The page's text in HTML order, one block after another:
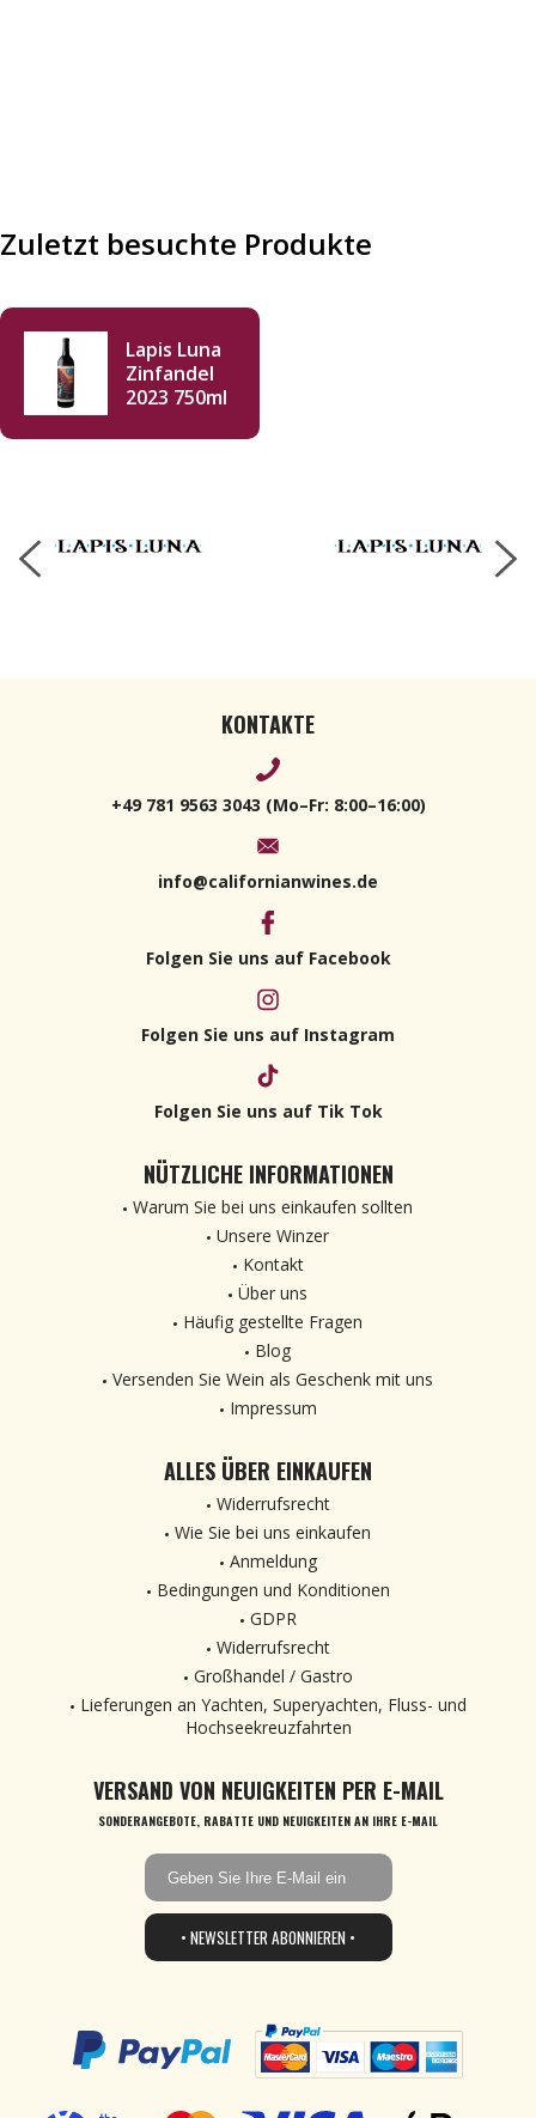
Zuletzt besuchte Produkte
Lapis Luna
Zinfandel
2023 750ml
KONTAKTE
+49 781 9563 3043 (Mo–Fr: 8:00–16:00)
info@californianwines.de
Folgen Sie uns auf Facebook
Folgen Sie uns auf Instagram
Folgen Sie uns auf Tik Tok
NÜTZLICHE INFORMATIONEN
Warum Sie bei uns einkaufen sollten
Unsere Winzer
Kontakt
Über uns
Häufig gestellte Fragen
Blog
Versenden Sie Wein als Geschenk mit uns
Impressum
ALLES ÜBER EINKAUFEN
Widerrufsrecht
Wie Sie bei uns einkaufen
Anmeldung
Bedingungen und Konditionen
GDPR
Widerrufsrecht
Großhandel / Gastro
Lieferungen an Yachten, Superyachten, Fluss- und
Hochseekreuzfahrten
VERSAND VON NEUIGKEITEN PER E-MAIL
SONDERANGEBOTE, RABATTE UND NEUIGKEITEN AN IHRE E-MAIL
• NEWSLETTER ABONNIEREN •